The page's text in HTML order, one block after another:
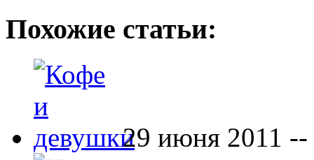
Похожие статьи:
29 июня 2011 --